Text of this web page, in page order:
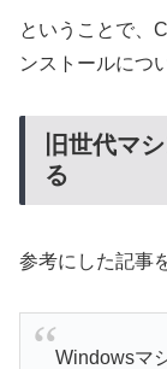
ということで、
ンストールにつ
旧世代マ
る
参考にした記事
Windowsマ